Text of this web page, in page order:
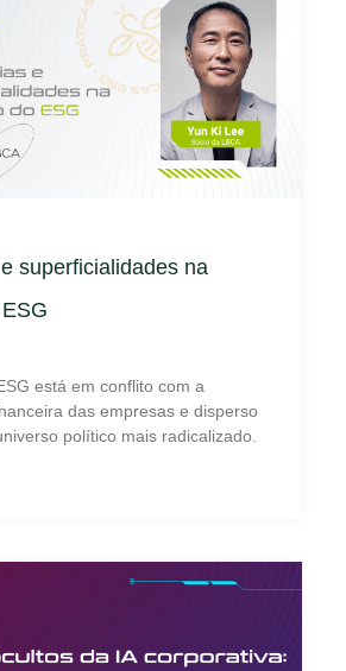
superficialidades na
está em conflito com a
das empresas e disperso
político mais radicalizado.